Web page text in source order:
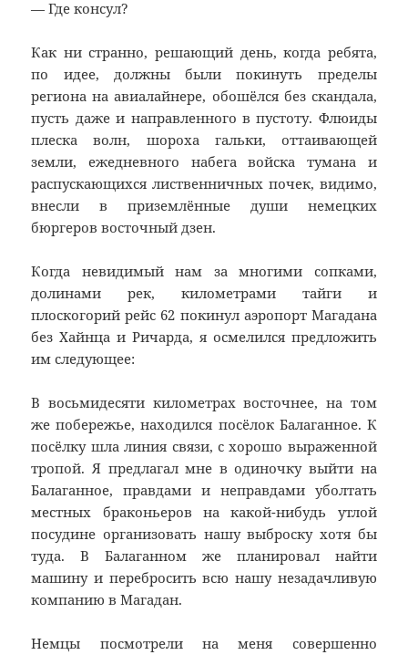
— Где консул?
Как ни странно, решающий день, когда ребята,
по идее, должны были покинуть пределы
региона на авиалайнере, обошёлся без скандала,
пусть даже и направленного в пустоту. Флюиды
плеска волн, шороха гальки, оттаивающей
земли, ежедневного набега войска тумана и
распускающихся лиственничных почек, видимо,
внесли в приземлённые души немецких
бюргеров восточный дзен.
Когда невидимый нам за многими сопками,
долинами рек, километрами тайги и
плоскогорий рейс 62 покинул аэропорт Магадана
без Хайнца и Ричарда, я осмелился предложить
им следующее:
В восьмидесяти километрах восточнее, на том
же побережье, находился посёлок Балаганное. К
посёлку шла линия связи, с хорошо выраженной
тропой. Я предлагал мне в одиночку выйти на
Балаганное, правдами и неправдами уболтать
местных браконьеров на какой-нибудь утлой
посудине организовать нашу выброску хотя бы
туда. В Балаганном же планировал найти
машину и перебросить всю нашу незадачливую
компанию в Магадан.
Немцы посмотрели на меня совершенно